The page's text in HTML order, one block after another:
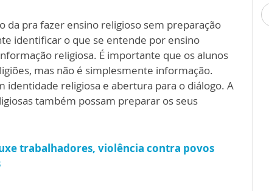
da pra fazer ensino religioso sem preparação
identificar o que se entende por ensino
religiosa. É importante que os alunos
mas não é simplesmente informação.
identidade religiosa e abertura para o diálogo. A
também possam preparar os seus
trabalhadores, violência contra povos